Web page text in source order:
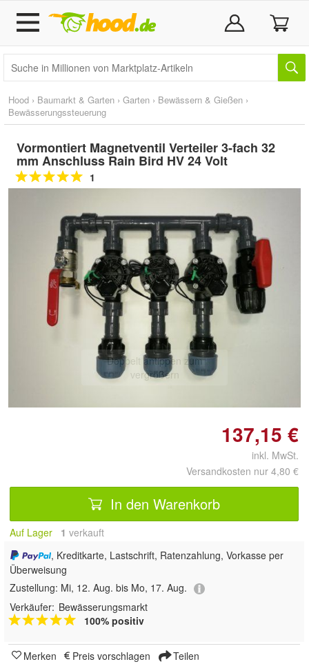
Hood › Baumarkt & Garten › Garten › Bewässern & Gießen ›
Bewässerungssteuerung
Vormontiert Magnetventil Verteiler 3-fach 32
mm Anschluss Rain Bird HV 24 Volt
1
Doppelt antippen zum
vergrößern
137,15 €
inkl. MwSt.
Versandkosten nur 4,80 €
In den Warenkorb
Auf Lager 1 verkauft
, Kreditkarte, Lastschrift, Ratenzahlung, Vorkasse per
Überweisung
Zustellung: Mi, 12. Aug. bis Mo, 17. Aug.
Verkäufer: Bewässerungsmarkt
100% positiv
Merken Preis vorschlagen Teilen